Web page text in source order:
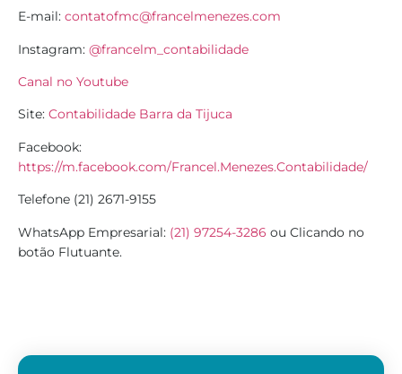
E-mail: contatofmc@francelmenezes.com
Instagram: @francelm_contabilidade
Canal no Youtube
Site: Contabilidade Barra da Tijuca
Facebook:
https://m.facebook.com/Francel.Menezes.Contabilidade/
Telefone (21) 2671-9155
WhatsApp Empresarial: (21) 97254-3286 ou Clicando no
botão Flutuante.